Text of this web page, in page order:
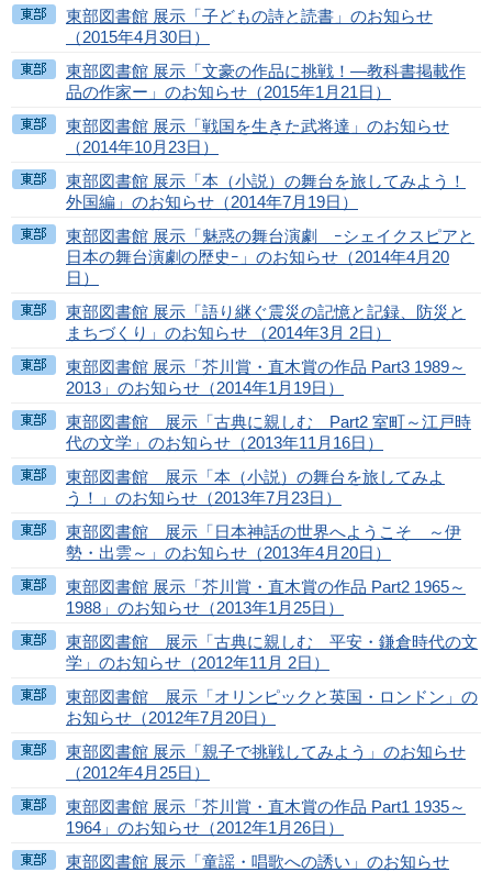
東部図書館 展示「子どもの詩と読書」のお知らせ
（2015年4月30日）
東部図書館 展示「文豪の作品に挑戦！―教科書掲載作
品の作家ー」のお知らせ（2015年1月21日）
東部図書館 展示「戦国を生きた武将達」のお知らせ
（2014年10月23日）
東部図書館 展示「本（小説）の舞台を旅してみよう！
外国編」のお知らせ（2014年7月19日）
東部図書館 展示「魅惑の舞台演劇 ｰシェイクスピアと
日本の舞台演劇の歴史ｰ」のお知らせ（2014年4月20
日）
東部図書館 展示「語り継ぐ震災の記憶と記録、防災と
まちづくり」のお知らせ （2014年3月 2日）
東部図書館 展示「芥川賞・直木賞の作品 Part3 1989～
2013」のお知らせ（2014年1月19日）
東部図書館 展示「古典に親しむ Part2 室町～江戸時
代の文学」のお知らせ（2013年11月16日）
東部図書館 展示「本（小説）の舞台を旅してみよ
う！」のお知らせ（2013年7月23日）
東部図書館 展示「日本神話の世界へようこそ ～伊
勢・出雲～」のお知らせ（2013年4月20日）
東部図書館 展示「芥川賞・直木賞の作品 Part2 1965～
1988」のお知らせ（2013年1月25日）
東部図書館 展示「古典に親しむ 平安・鎌倉時代の文
学」のお知らせ（2012年11月 2日）
東部図書館 展示「オリンピックと英国・ロンドン」の
お知らせ（2012年7月20日）
東部図書館 展示「親子で挑戦してみよう」のお知らせ
（2012年4月25日）
東部図書館 展示「芥川賞・直木賞の作品 Part1 1935～
1964」のお知らせ（2012年1月26日）
東部図書館 展示「童謡・唱歌への誘い」のお知らせ